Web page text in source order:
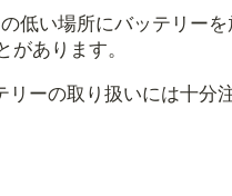
低い場所にバッテリー
があります。
ーの取り扱いには十分